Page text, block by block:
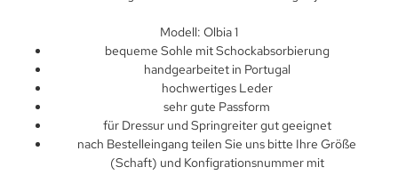
Modell: Olbia 1
bequeme Sohle mit Schockabsorbierung
handgearbeitet in Portugal
hochwertiges Leder
sehr gute Passform
für Dressur und Springreiter gut geeignet
nach Bestelleingang teilen Sie uns bitte Ihre Größe
(Schaft) und Konfigrationsnummer mit